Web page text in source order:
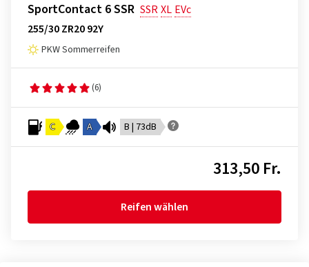
SportContact 6 SSR SSRXL EVc
255/30 ZR20 92Y
PKW Sommerreifen
(6)
C A B | 73dB
313,50 Fr.
Reifen wählen